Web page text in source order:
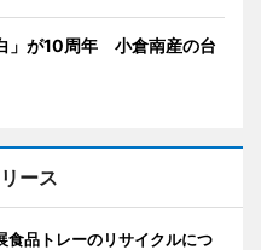
」が10周年 小倉南産の台
ース
食品トレーのリサイクルにつ